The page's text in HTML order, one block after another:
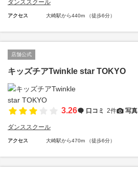
ダンススクール
アクセス 大崎駅から440m （徒歩6分）
店舗公式
キッズチアTwinkle star TOKYO
3.26 口コミ 2件 写真
ダンススクール
アクセス 大崎駅から470m （徒歩6分）